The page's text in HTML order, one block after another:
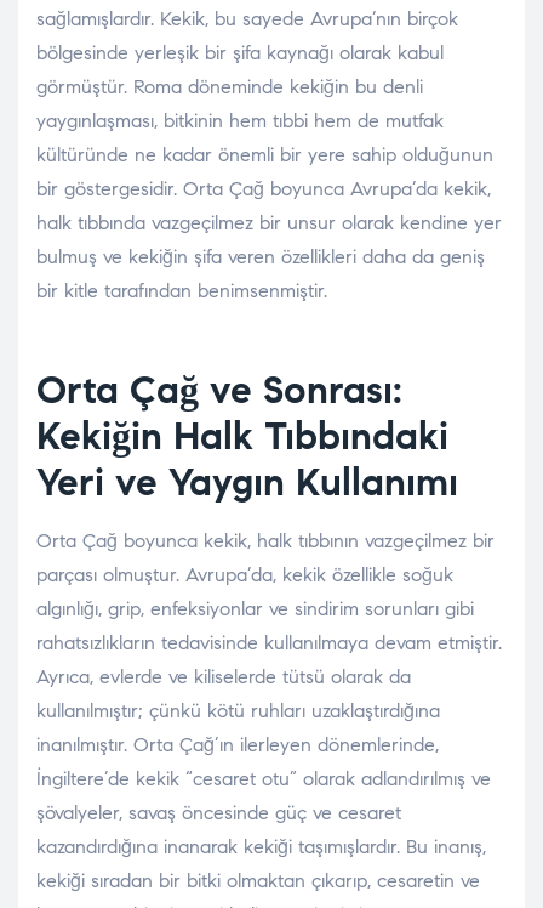
sağlamışlardır. Kekik, bu sayede Avrupa’nın birçok
bölgesinde yerleşik bir şifa kaynağı olarak kabul
görmüştür. Roma döneminde kekiğin bu denli
yaygınlaşması, bitkinin hem tıbbi hem de mutfak
kültüründe ne kadar önemli bir yere sahip olduğunun
bir göstergesidir. Orta Çağ boyunca Avrupa’da kekik,
halk tıbbında vazgeçilmez bir unsur olarak kendine yer
bulmuş ve kekiğin şifa veren özellikleri daha da geniş
bir kitle tarafından benimsenmiştir.
Orta Çağ ve Sonrası:
Kekiğin Halk Tıbbındaki
Yeri ve Yaygın Kullanımı
Orta Çağ boyunca kekik, halk tıbbının vazgeçilmez bir
parçası olmuştur. Avrupa’da, kekik özellikle soğuk
algınlığı, grip, enfeksiyonlar ve sindirim sorunları gibi
rahatsızlıkların tedavisinde kullanılmaya devam etmiştir.
Ayrıca, evlerde ve kiliselerde tütsü olarak da
kullanılmıştır; çünkü kötü ruhları uzaklaştırdığına
inanılmıştır. Orta Çağ’ın ilerleyen dönemlerinde,
İngiltere’de kekik “cesaret otu” olarak adlandırılmış ve
şövalyeler, savaş öncesinde güç ve cesaret
kazandırdığına inanarak kekiği taşımışlardır. Bu inanış,
kekiği sıradan bir bitki olmaktan çıkarıp, cesaretin ve